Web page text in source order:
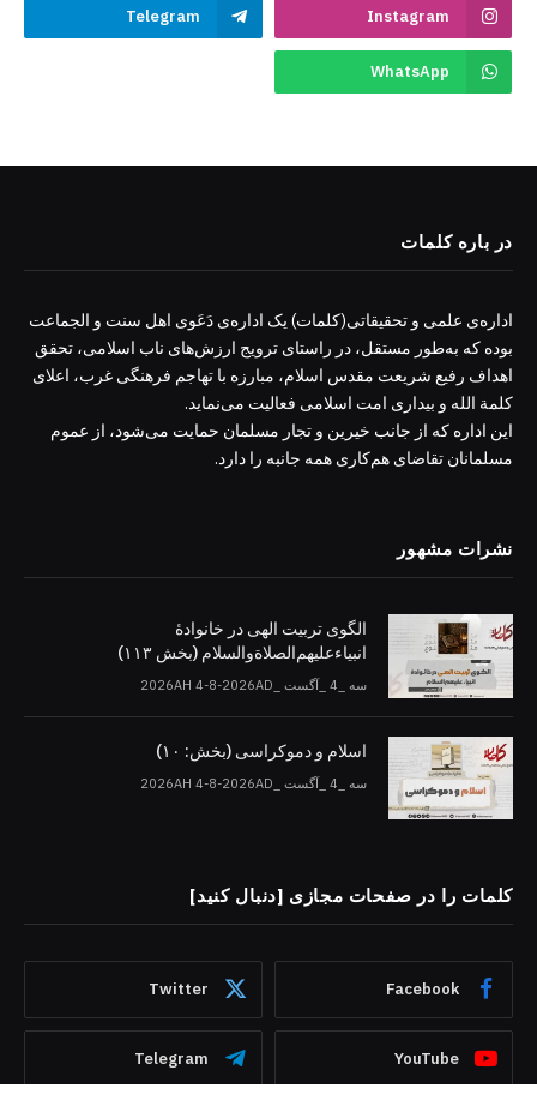
Instagram
Telegram
WhatsApp
در باره کلمات
اداره‌ی علمی و تحقیقاتی(کلمات) یک اداره‌ی دَعَوی اهل سنت و الجماعت
بوده که به‌طور مستقل، در راستای ترویج ارزش‌های ناب اسلامی، تحقق
اهداف رفیع شریعت مقدس اسلام، مبارزه با تهاجم فرهنگی غرب، اعلای
کلمة الله و بیداری امت اسلامی فعالیت می‌نماید.
این اداره که از جانب خیرین و تجار مسلمان حمایت می‌شود، از عموم
مسلمانان تقاضای هم‌کاری همه جانبه را دارد.
نشرات مشهور
الگوی تربیت الهی در خانوادۀ
انبیاءعلیهم‌الصلاةو‌السلام (بخش ۱۱۳)
سه _4 _آگست _2026AH 4-8-2026AD
اسلام و دموکراسی (بخش: ۱۰)
سه _4 _آگست _2026AH 4-8-2026AD
کلمات را در صفحات مجازی [دنبال کنید]
Facebook
Twitter
YouTube
Telegram